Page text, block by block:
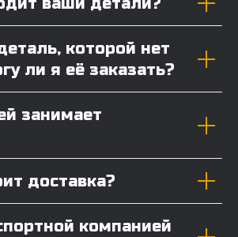
которой нет
ли я её заказать?
занимает
доставка?
компанией